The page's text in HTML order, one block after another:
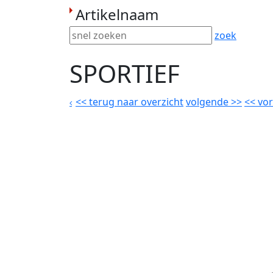
Artikelnaam
zoek
SPORTIEF
<<terug naar overzichtvolgende>><<